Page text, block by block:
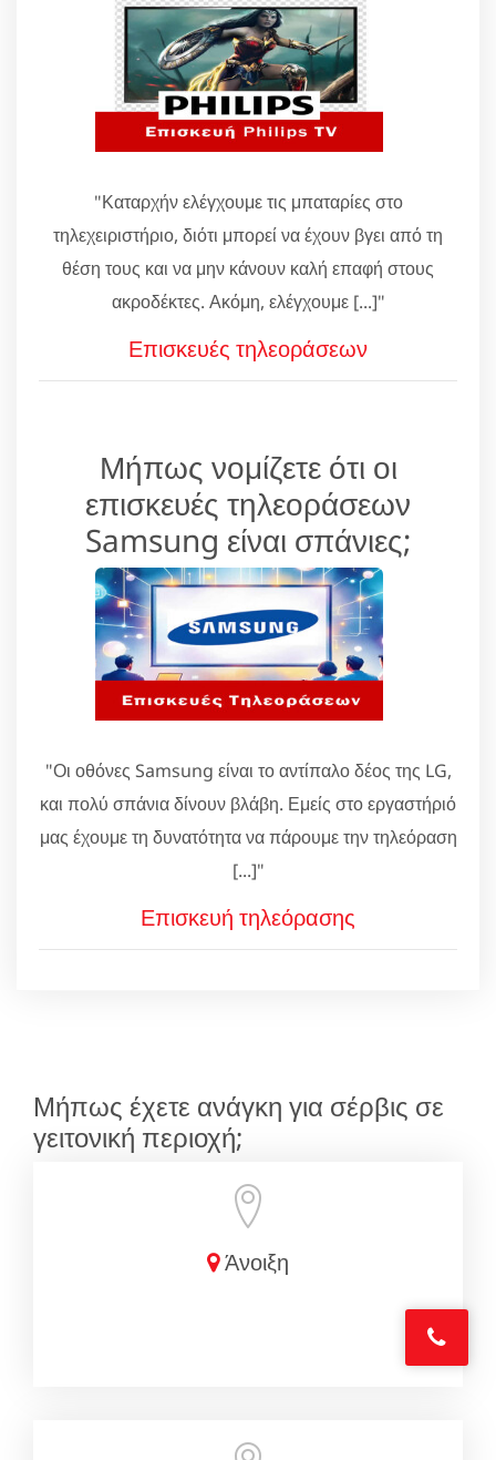
"Καταρχήν ελέγχουμε τις μπαταρίες στο
τηλεχειριστήριο, διότι μπορεί να έχουν βγει από τη
θέση τους και να μην κάνουν καλή επαφή στους
ακροδέκτες. Ακόμη, ελέγχουμε [...]"
Επισκευές τηλεοράσεων
Μήπως νομίζετε ότι οι
επισκευές τηλεοράσεων
Samsung είναι σπάνιες;
"Οι οθόνες Samsung είναι το αντίπαλο δέος της LG,
και πολύ σπάνια δίνουν βλάβη. Εμείς στο εργαστήριό
μας έχουμε τη δυνατότητα να πάρουμε την τηλεόραση
[...]"
Επισκευή τηλεόρασης
Μήπως έχετε ανάγκη για σέρβις σε
γειτονική περιοχή;
Άνοιξη